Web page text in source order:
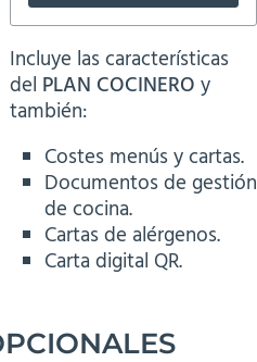
Incluye las características
del PLAN COCINERO y
también:
Costes menús y cartas.
Documentos de gestión
de cocina.
Cartas de alérgenos.
Carta digital QR.